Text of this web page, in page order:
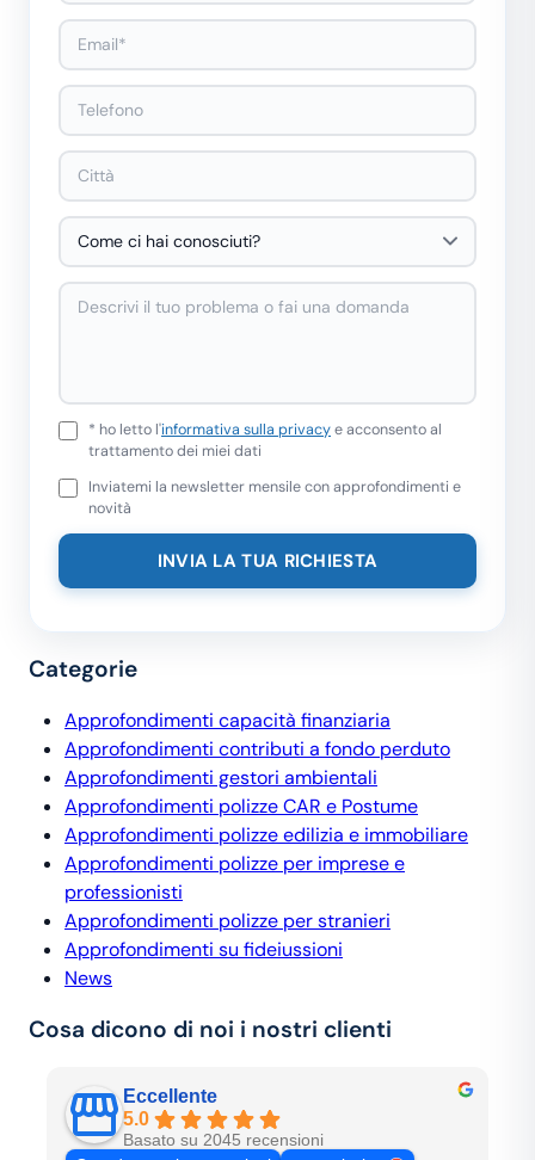
* ho letto l'informativa sulla privacye acconsento al
trattamento dei miei dati
Inviatemi la newsletter mensile con approfondimenti e
novità
Categorie
Approfondimenti capacità finanziaria
Approfondimenti contributi a fondo perduto
Approfondimenti gestori ambientali
Approfondimenti polizze CAR e Postume
Approfondimenti polizze edilizia e immobiliare
Approfondimenti polizze per imprese e
professionisti
Approfondimenti polizze per stranieri
Approfondimenti su fideiussioni
News
Cosa dicono di noi i nostri clienti
Eccellente
5.0
Basato su 2045 recensioni